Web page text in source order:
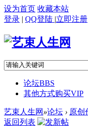
设为首页 收藏本站
登录 | QQ登陆 |立即注册
论坛BBS
其他方式购买VIP
艺束人生网 »论坛 › 原创
返回列表